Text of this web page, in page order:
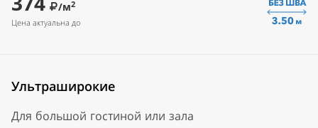
/м2
Цена актуальна до
Ультраширокие
Для большой гостиной или зала